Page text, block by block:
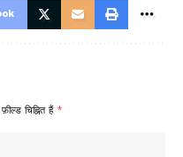
चिह्नित हैं *